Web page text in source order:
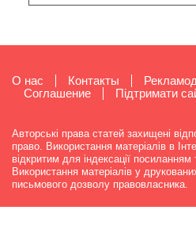
О нас Контакты
Cоглашение
Підтримати
Авторські права статей захищені
право. Використання матеріалів в
відкритим для індексації посиланням
Використання матеріалів у
письмового дозволу правовласника.